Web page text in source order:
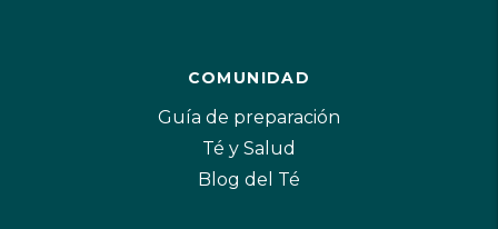
COMUNIDAD
Guía de preparación
Té y Salud
Blog del Té